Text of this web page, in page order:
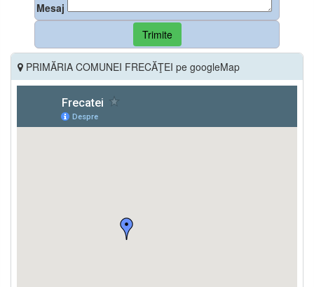
Mesaj
Trimite
PRIMĂRIA COMUNEI FRECĂŢEI pe googleMap